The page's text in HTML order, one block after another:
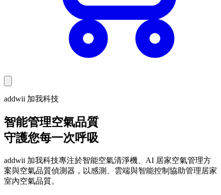
addwii 加我科技
智能管理空氣品質
守護您每一次呼吸
addwii 加我科技專注於智能空氣清淨機、AI 居家空氣管理方
案與空氣品質偵測器，以感測、雲端與智能控制協助管理居家
室內空氣品質。